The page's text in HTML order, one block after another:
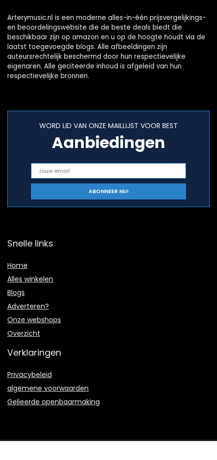
Arterymusic.nl is een moderne alles-in-één prijsvergelijkings-
en beoordelingswebsite die de beste deals biedt die
beschikbaar zijn op amazon en u op de hoogte houdt via de
laatst toegevoegde blogs. Alle afbeeldingen zijn
auteursrechtelijk beschermd door hun respectievelijke
eigenaren. Alle geciteerde inhoud is afgeleid van hun
respectievelijke bronnen.
WORD LID VAN ONZE MAILLIJST VOOR BEST
Aanbiedingen
Snelle links
Home
Alles winkelen
Blogs
Adverteren?
Onze webshops
Overzicht
Verklaringen
Privacybeleid
algemene voorwaarden
Gelieerde openbaarmaking